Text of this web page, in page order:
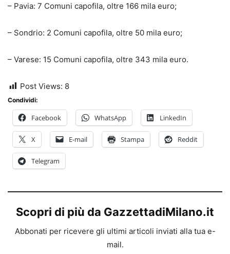
– Pavia: 7 Comuni capofila, oltre 166 mila euro;
– Sondrio: 2 Comuni capofila, oltre 50 mila euro;
– Varese: 15 Comuni capofila, oltre 343 mila euro.
Post Views: 8
Condividi:
Facebook WhatsApp LinkedIn
X E-mail Stampa Reddit
Telegram
Scopri di più da GazzettadiMilano.it
Abbonati per ricevere gli ultimi articoli inviati alla tua e-
mail.